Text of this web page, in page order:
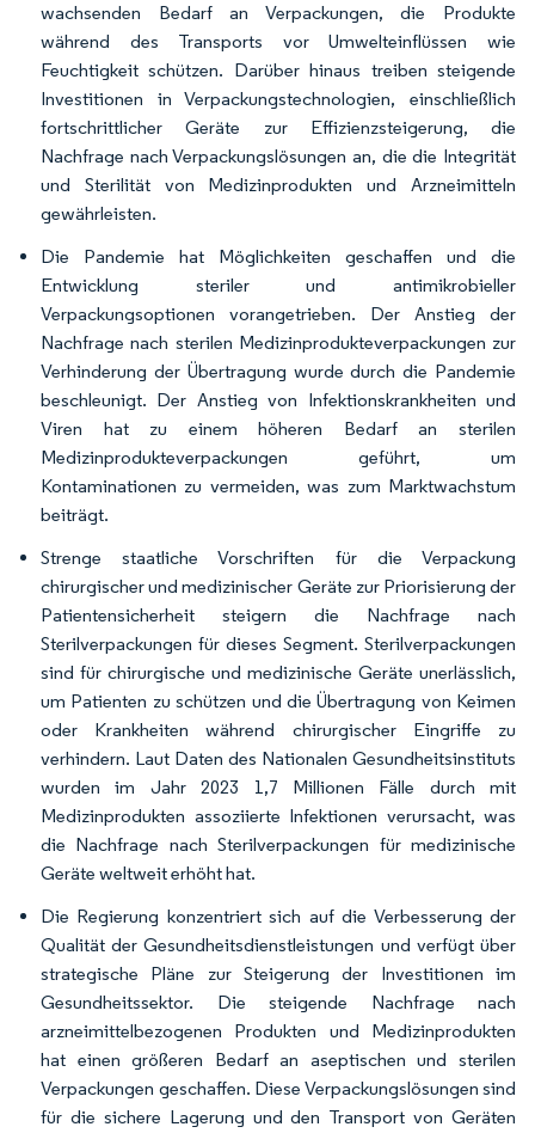
wachsenden Bedarf an Verpackungen, die Produkte
während des Transports vor Umwelteinflüssen wie
Feuchtigkeit schützen. Darüber hinaus treiben steigende
Investitionen in Verpackungstechnologien, einschließlich
fortschrittlicher Geräte zur Effizienzsteigerung, die
Nachfrage nach Verpackungslösungen an, die die Integrität
und Sterilität von Medizinprodukten und Arzneimitteln
gewährleisten.
Die Pandemie hat Möglichkeiten geschaffen und die
Entwicklung steriler und antimikrobieller
Verpackungsoptionen vorangetrieben. Der Anstieg der
Nachfrage nach sterilen Medizinprodukteverpackungen zur
Verhinderung der Übertragung wurde durch die Pandemie
beschleunigt. Der Anstieg von Infektionskrankheiten und
Viren hat zu einem höheren Bedarf an sterilen
Medizinprodukteverpackungen geführt, um
Kontaminationen zu vermeiden, was zum Marktwachstum
beiträgt.
Strenge staatliche Vorschriften für die Verpackung
chirurgischer und medizinischer Geräte zur Priorisierung der
Patientensicherheit steigern die Nachfrage nach
Sterilverpackungen für dieses Segment. Sterilverpackungen
sind für chirurgische und medizinische Geräte unerlässlich,
um Patienten zu schützen und die Übertragung von Keimen
oder Krankheiten während chirurgischer Eingriffe zu
verhindern. Laut Daten des Nationalen Gesundheitsinstituts
wurden im Jahr 2023 1,7 Millionen Fälle durch mit
Medizinprodukten assoziierte Infektionen verursacht, was
die Nachfrage nach Sterilverpackungen für medizinische
Geräte weltweit erhöht hat.
Die Regierung konzentriert sich auf die Verbesserung der
Qualität der Gesundheitsdienstleistungen und verfügt über
strategische Pläne zur Steigerung der Investitionen im
Gesundheitssektor. Die steigende Nachfrage nach
arzneimittelbezogenen Produkten und Medizinprodukten
hat einen größeren Bedarf an aseptischen und sterilen
Verpackungen geschaffen. Diese Verpackungslösungen sind
für die sichere Lagerung und den Transport von Geräten